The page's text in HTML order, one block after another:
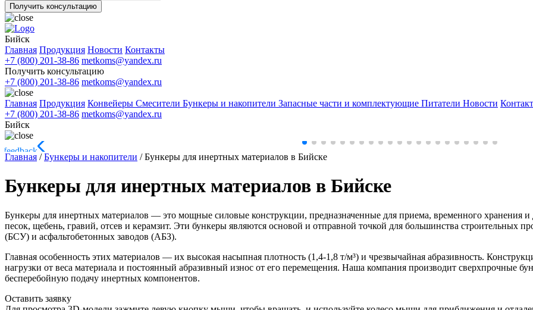
Получить консультацию
Бийск
Главная Продукция Новости Контакты
+7 (800) 201-38-86 metkoms@yandex.ru
Получить консультацию
+7 (800) 201-38-86 metkoms@yandex.ru
Главная Продукция Конвейеры Смесители Бункеры и накопители Запасные части и комплектующие Питатели Новости
+7 (800) 201-38-86 metkoms@yandex.ru
Бийск
Главная /Бункеры и накопители /Бункеры для инертных материалов в Бийске
Бункеры для инертных материалов в Бийске
Бункеры для инертных материалов — это мощные силовые конструкции, предназначенные для приема, временного хранения
песок, щебень, гравий, отсев и керамзит. Эти бункеры являются основой и отправной точкой для большинства строительных
(БСУ) и асфальтобетонных заводов (АБЗ).
Главная особенность этих материалов — их высокая насыпная плотность (1,4-1,8 т/м³) и чрезвычайная абразивность.
нагрузки от веса материала и постоянный абразивный износ от его перемещения. Наша компания производит сверхпрочные
бесперебойную подачу инертных компонентов.
Оставить заявку